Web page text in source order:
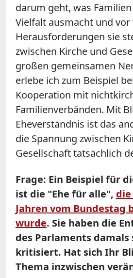
darum geht, was
Vielfalt ausmacht und vor
Herausforderungen sie
zwischen Kirche und
großen gemeinsamen
erlebe ich zum Beispiel
Kooperation mit
Familienverbänden. Mit
Eheverständnis ist das
die Spannung zwischen
Gesellschaft tatsächlich
Frage: Ein Beispiel für
ist die "Ehe für alle",
Jahren vom Bundestag
wurde. Sie haben die
des Parlaments damals
kritisiert. Hat sich Ihr
Thema inzwischen